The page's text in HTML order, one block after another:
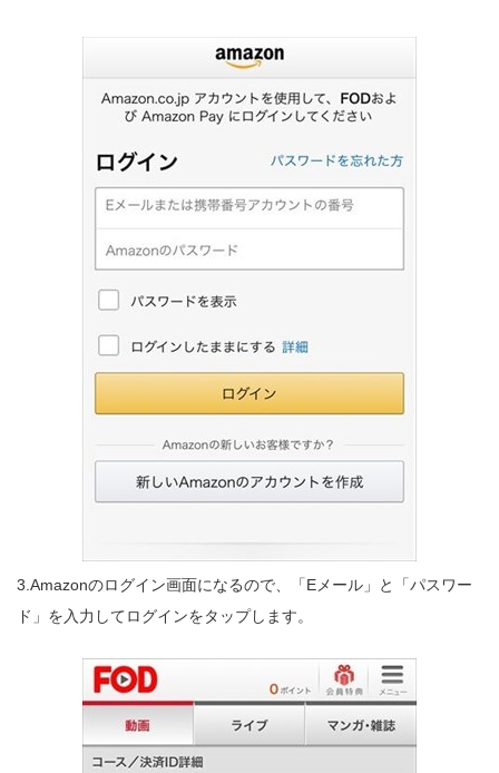
3.Amazonのログイン画面になるので、「Eメール」と「パスワー
ド」を入力してログインをタップします。